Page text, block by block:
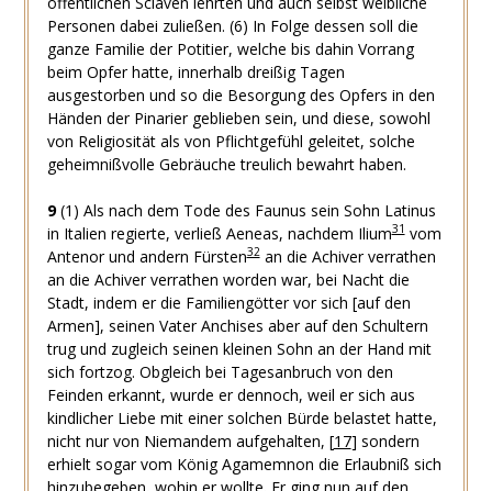
Personen dabei zuließen. (6) In Folge dessen soll die
ganze Familie der Potitier, welche bis dahin Vorrang
beim Opfer hatte, innerhalb dreißig Tagen
ausgestorben und so die Besorgung des Opfers in den
Händen der Pinarier geblieben sein, und diese, sowohl
von Religiosität als von Pflichtgefühl geleitet, solche
geheimnißvolle Gebräuche treulich bewahrt haben.
9 (1) Als nach dem Tode des Faunus sein Sohn Latinus
in Italien regierte, verließ Aeneas, nachdem Ilium31vom
Antenor und andern Fürsten32an die Achiver verrathen
an die Achiver verrathen worden war, bei Nacht die
Stadt, indem er die Familiengötter vor sich [auf den
Armen], seinen Vater Anchises aber auf den Schultern
trug und zugleich seinen kleinen Sohn an der Hand mit
sich fortzog. Obgleich bei Tagesanbruch von den
Feinden erkannt, wurde er dennoch, weil er sich aus
kindlicher Liebe mit einer solchen Bürde belastet hatte,
nicht nur von Niemandem aufgehalten, [17] sondern
erhielt sogar vom König Agamemnon die Erlaubniß sich
hinzubegeben, wohin er wollte. Er ging nun auf den